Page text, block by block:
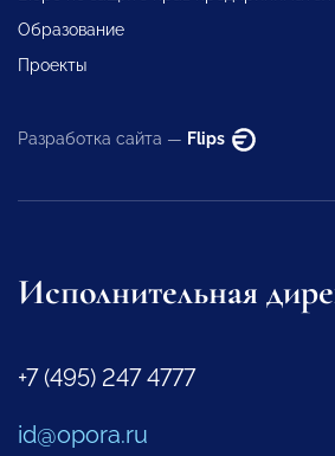
Образование
Проекты
Разработка сайта — Flips
Исполнительная
+7 (495) 247 4777
id@opora.ru